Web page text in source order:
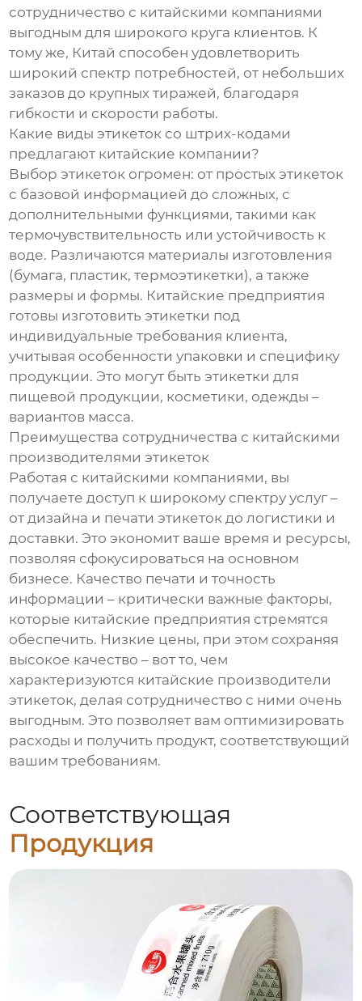
сотрудничество с китайскими компаниями
выгодным для широкого круга клиентов. К
тому же, Китай способен удовлетворить
широкий спектр потребностей, от небольших
заказов до крупных тиражей, благодаря
гибкости и скорости работы.
Какие виды этикеток со штрих-кодами
предлагают китайские компании?
Выбор этикеток огромен: от простых этикеток
с базовой информацией до сложных, с
дополнительными функциями, такими как
термочувствительность или устойчивость к
воде. Различаются материалы изготовления
(бумага, пластик, термоэтикетки), а также
размеры и формы. Китайские предприятия
готовы изготовить этикетки под
индивидуальные требования клиента,
учитывая особенности упаковки и специфику
продукции. Это могут быть этикетки для
пищевой продукции, косметики, одежды –
вариантов масса.
Преимущества сотрудничества с китайскими
производителями этикеток
Работая с китайскими компаниями, вы
получаете доступ к широкому спектру услуг –
от дизайна и печати этикеток до логистики и
доставки. Это экономит ваше время и ресурсы,
позволяя сфокусироваться на основном
бизнесе. Качество печати и точность
информации – критически важные факторы,
которые китайские предприятия стремятся
обеспечить. Низкие цены, при этом сохраняя
высокое качество – вот то, чем
характеризуются китайские производители
этикеток, делая сотрудничество с ними очень
выгодным. Это позволяет вам оптимизировать
расходы и получить продукт, соответствующий
вашим требованиям.
Соответствующая
Продукция